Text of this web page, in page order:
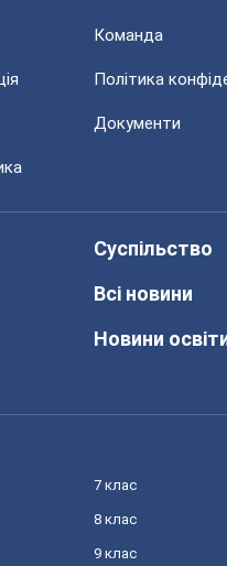
Команда
Політика
Документи
Суспільство
Всі новини
Новини
7 клас
8 клас
9 клас